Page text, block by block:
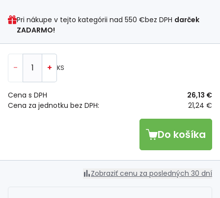
Pri nákupe v tejto kategórii nad 550 €bez DPH darček
ZADARMO!
- + KS
Cena za jednotku bez DPH: 21,24 €
Cena s DPH 26,13 €
Do košíka
Zobraziť cenu za posledných 30 dní